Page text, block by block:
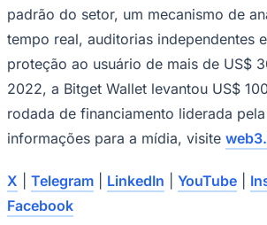
Santos
padrão do setor, um mecanismo de
tempo real, auditorias independentes
proteção ao usuário de mais de US$
2022, a Bitget Wallet levantou US$
rodada de financiamento liderada
informações para a mídia, visite
X Telegram LinkedIn YouTube
Facebook